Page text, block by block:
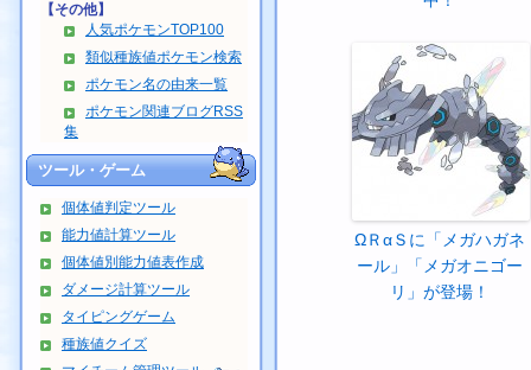
【その他】
人気ポケモンTOP100
類似種族値ポケモン検索
ポケモン名の由来一覧
ポケモン関連ブログRSS
集
ツール・ゲーム
個体値判定ツール
能力値計算ツール
個体値別能力値表作成
ダメージ計算ツール
タイピングゲーム
種族値クイズ
ΩＲαＳに「メガハガネ
ール」「メガオニゴー
リ」が登場！